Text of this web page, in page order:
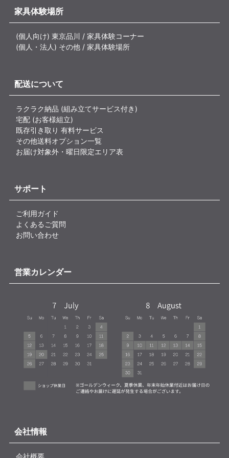
家具体験場所
(個人向け) 東京品川 / 家具体験コーナー
(個人・法人) その他 / 家具体験場所
配送について
ラクラク納品 (組み立てサービス付き)
宅配 (お客様組立)
既存引き取り 有料サービス
その他送料オプション一覧
お届け対象外・曜日限定エリア表
サポート
ご利用ガイド
よくあるご質問
お問い合わせ
営業カレンダー
会社情報